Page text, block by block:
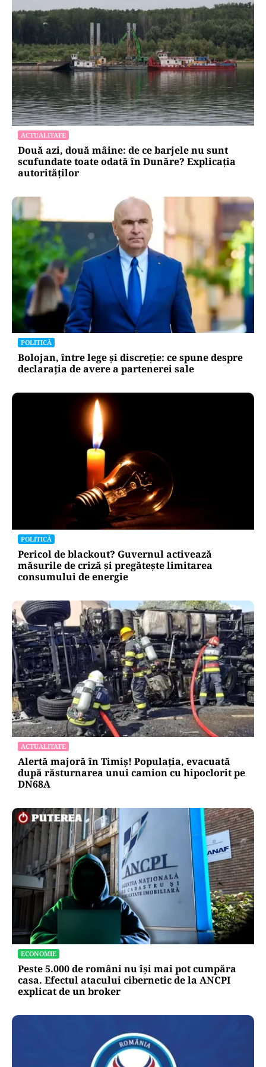
ACTUALITATE
Două azi, două mâine: de ce barjele nu sunt
scufundate toate odată în Dunăre? Explicația
autorităților
POLITICĂ
Bolojan, între lege și discreție: ce spune despre
declarația de avere a partenerei sale
POLITICĂ
Pericol de blackout? Guvernul activează
măsurile de criză și pregătește limitarea
consumului de energie
ACTUALITATE
Alertă majoră în Timiș! Populația, evacuată
după răsturnarea unui camion cu hipoclorit pe
DN68A
ECONOMIE
Peste 5.000 de români nu își mai pot cumpăra
casa. Efectul atacului cibernetic de la ANCPI
explicat de un broker